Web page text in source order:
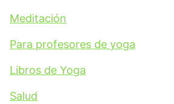
Meditación
Para profesores de yoga
Libros de Yoga
Salud